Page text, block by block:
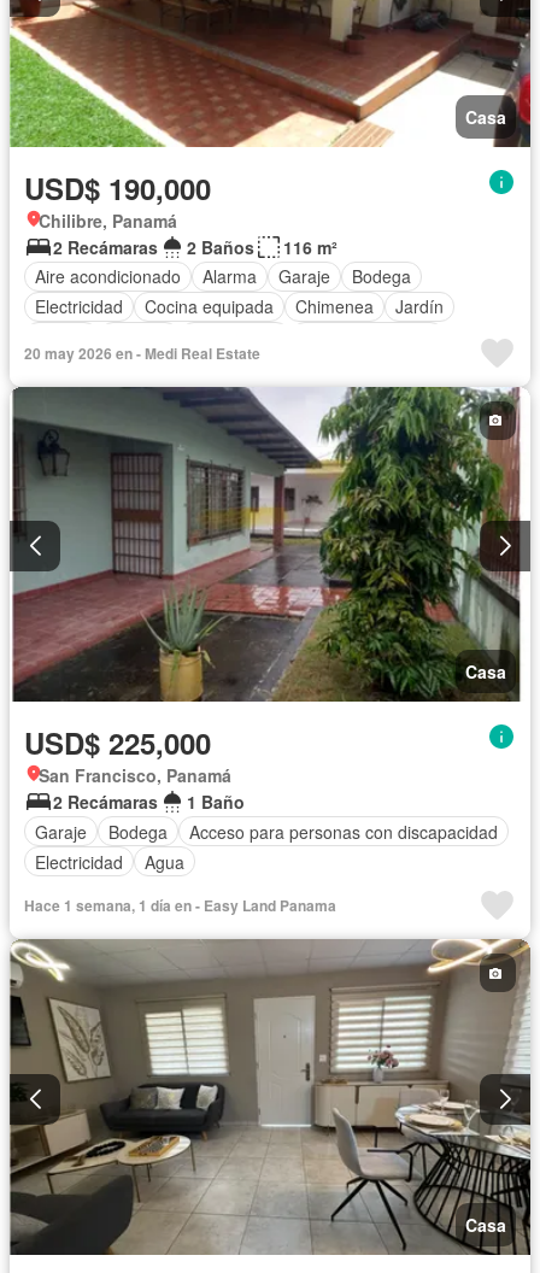
Casa
USD$ 190,000
Chilibre, Panamá
2 Recámaras
2 Baños
116 m²
Aire acondicionado
Alarma Garaje
Bodega
Electricidad
Cocina equipada Chimenea
Jardín
Seguridad
Agua Patio
20 may 2026 en - Medi Real Estate
Casa
USD$ 225,000
San Francisco, Panamá
2 Recámaras
1 Baño
Garaje
Bodega
Acceso para personas con discapacidad
Electricidad
Agua
Hace 1 semana, 1 día en - Easy Land Panama
Casa